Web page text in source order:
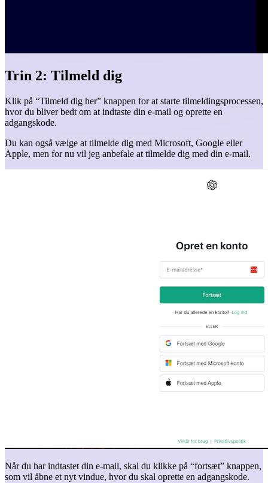
Trin 2: Tilmeld dig
Klik på “Tilmeld dig her” knappen for at starte tilmeldingsprocessen,
hvor du bliver bedt om at indtaste din e-mail og oprette en
adgangskode.
Du kan også vælge at tilmelde dig med Microsoft, Google eller
Apple, men for nu vil jeg anbefale at tilmelde dig med din e-mail.
Når du har indtastet din e-mail, skal du klikke på “fortsæt” knappen,
som vil åbne et nyt vindue, hvor du skal oprette en adgangskode.